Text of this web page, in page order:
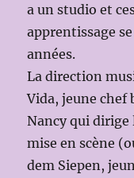
a un studio et
apprentissage
années.
La direction
Vida, jeune chef
Nancy qui dirige
mise en scène
dem Siepen,